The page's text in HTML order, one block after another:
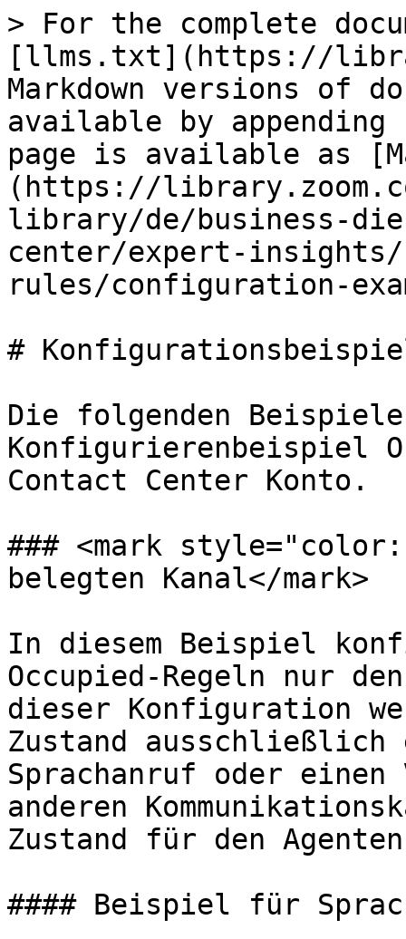
> For the complete
[llms.txt](https://
Markdown versions of
available by
page is available as
(https://
library/de/business-
center/expert-insights/
rules/configuration-
#
Die folgenden
Konfigurierenbeispiel
Contact Center Konto.
### <mark
belegten Kanal</mark>
In diesem Beispiel
Occupied-Regeln nur
dieser Konfiguration
Zustand ausschließlich
Sprachanruf oder
anderen
Zustand für den
#### Beispiel für